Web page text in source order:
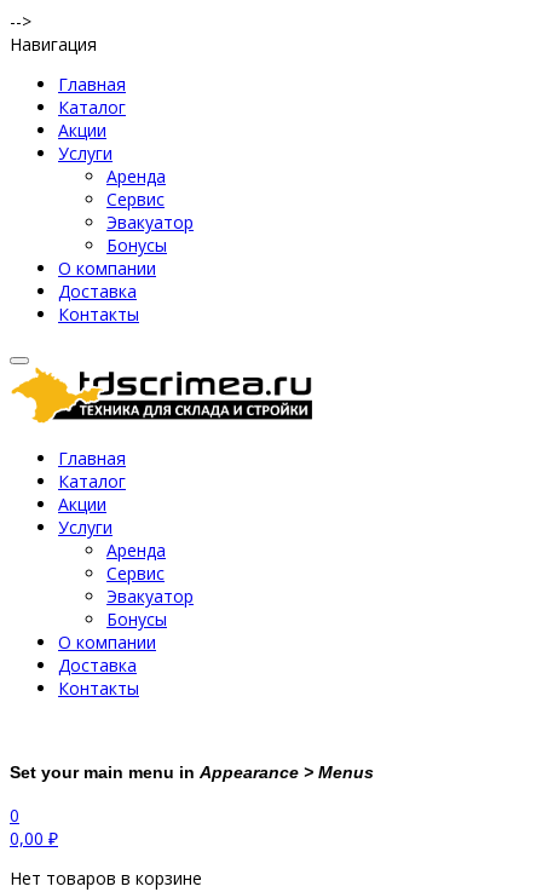
-->
Навигация
Главная
Каталог
Акции
Услуги
Аренда
Сервис
Эвакуатор
Бонусы
О компании
Доставка
Контакты
Главная
Каталог
Акции
Услуги
Аренда
Сервис
Эвакуатор
Бонусы
О компании
Доставка
Контакты
Set your main menu in Appearance > Menus
0
0,00 ₽
Нет товаров в корзине